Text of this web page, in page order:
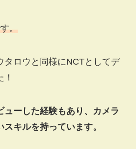
。
タロウと同様にNCTとしてデ
ューした経験もあり、カメラ
キルを持っています。